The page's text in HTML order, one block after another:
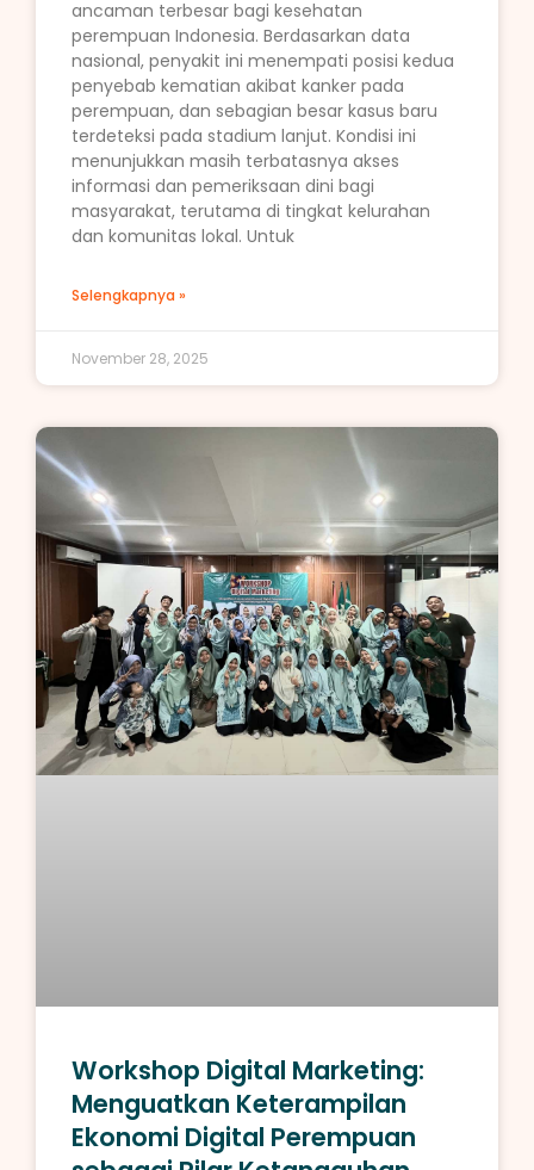
ancaman terbesar bagi kesehatan
perempuan Indonesia. Berdasarkan data
nasional, penyakit ini menempati posisi kedua
penyebab kematian akibat kanker pada
perempuan, dan sebagian besar kasus baru
terdeteksi pada stadium lanjut. Kondisi ini
menunjukkan masih terbatasnya akses
informasi dan pemeriksaan dini bagi
masyarakat, terutama di tingkat kelurahan
dan komunitas lokal. Untuk
Selengkapnya »
November 28, 2025
Workshop Digital Marketing:
Menguatkan Keterampilan
Ekonomi Digital Perempuan